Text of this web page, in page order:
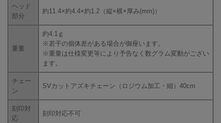
ヘッド
部分
約11.4×約4.4×約1.2（縦×横×厚み(mm)）
重量
約4.1ｇ
※若干の個体差がある場合が御座います。
※重量は仕様変更等により予告なく数グラム変動がござい
ます。
チェー
ン
SVカットアズキチェーン（ロジウム加工・細）40cm
刻印対
応
刻印対応不可